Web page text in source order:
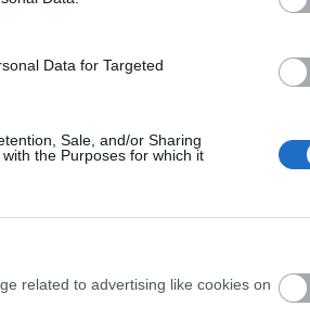
Data for Targeted
Sale, and/or Sharing
the Purposes for which it
related to advertising like cookies on
művésze immár,
fel a nagy presztízsű
igazán berobban a
beszélni. Olyannyira
kitérőt tennem nagyon
a kortárs világ
Monde-nak.